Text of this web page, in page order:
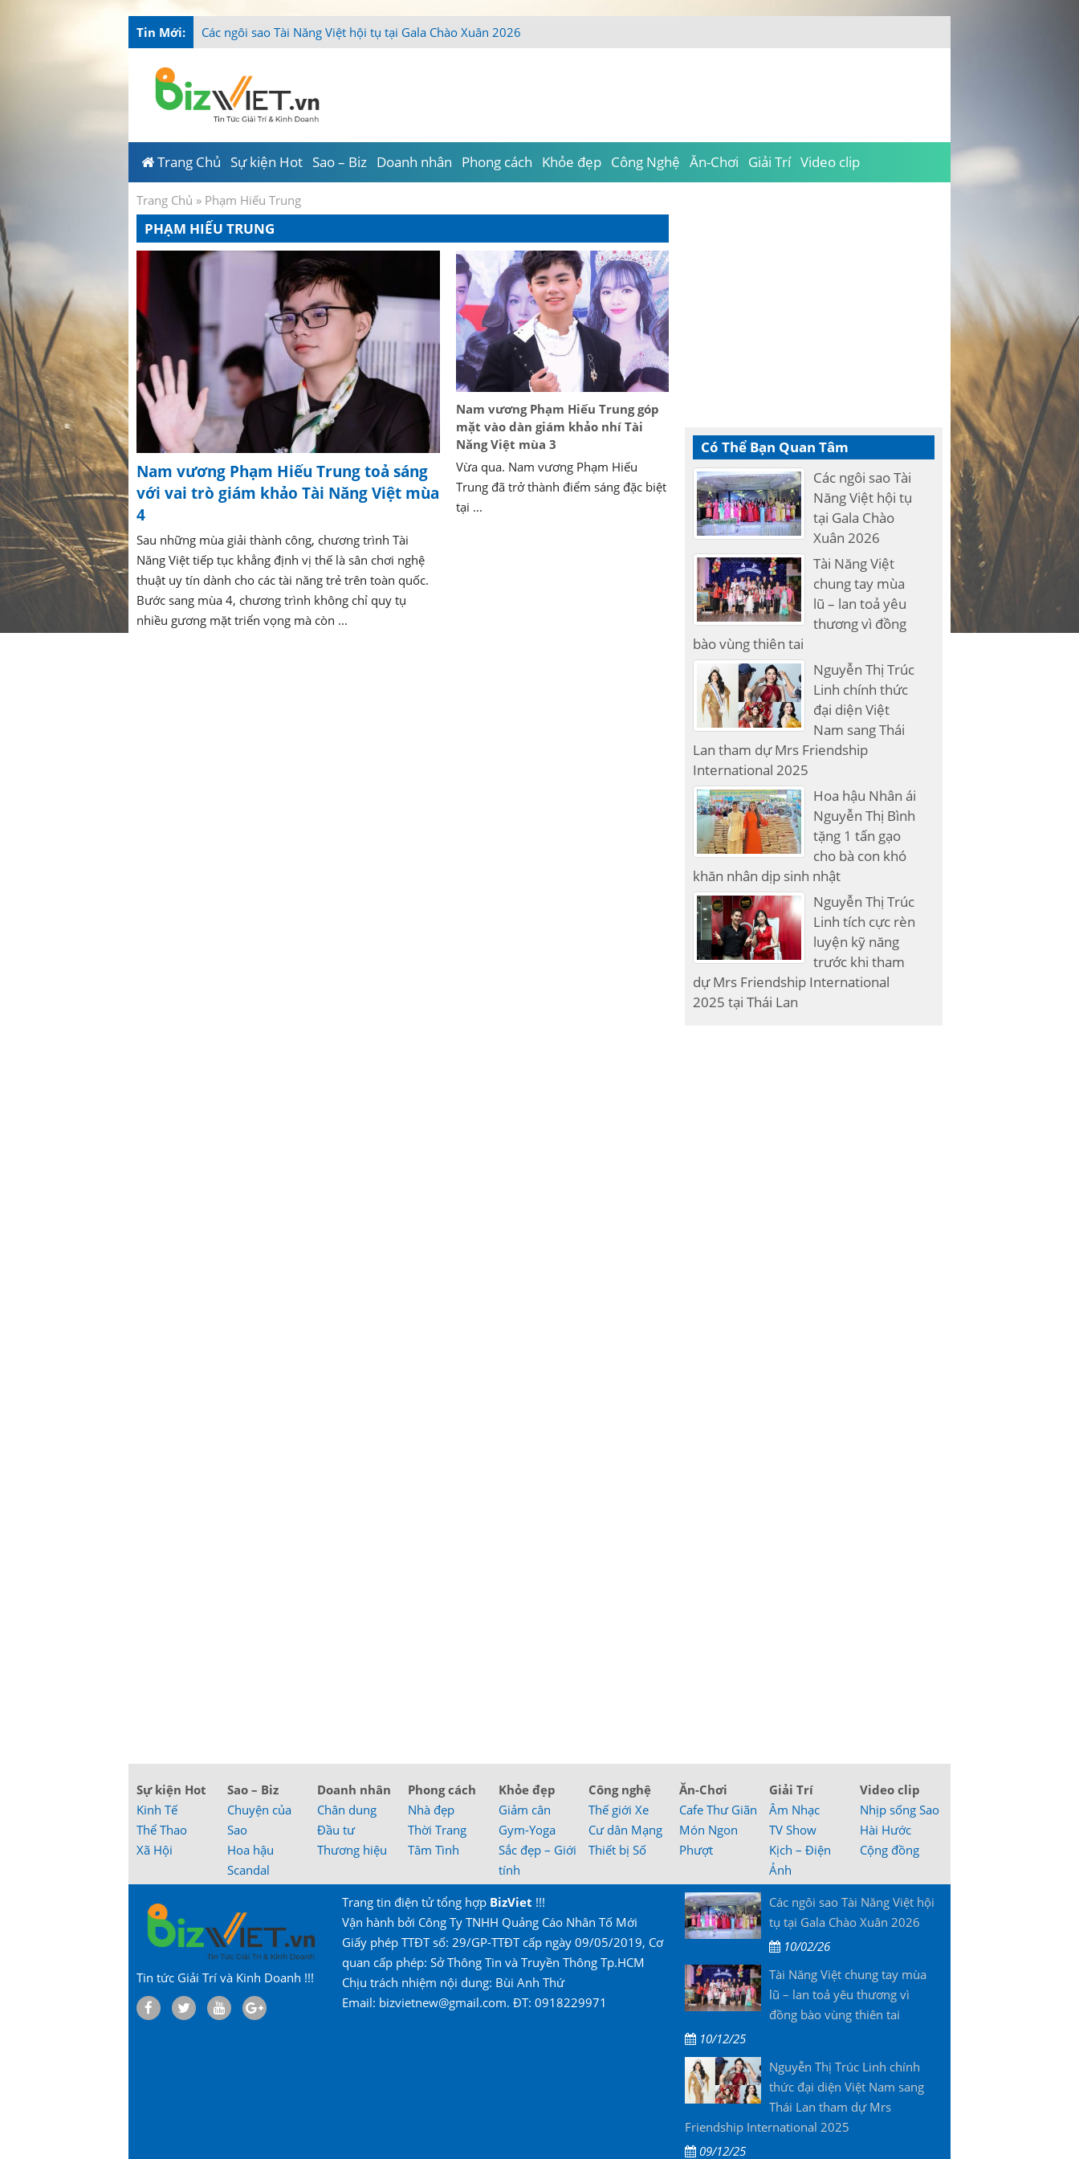
Tin Mới: Các ngôi sao Tài Năng Việt hội tụ tại Gala Chào Xuân 2026
Trang Chủ Sự kiện Hot Sao – Biz Doanh nhân Phong cách Khỏe đẹp Công Nghệ Ăn-Chơi Giải Trí Video clip
Trang Chủ » Phạm Hiếu Trung
PHẠM HIẾU TRUNG
Nam vương Phạm Hiếu Trung toả sáng
với vai trò giám khảo Tài Năng Việt mùa
4
Sau những mùa giải thành công, chương trình Tài
Năng Việt tiếp tục khẳng định vị thế là sân chơi nghệ
thuật uy tín dành cho các tài năng trẻ trên toàn quốc.
Bước sang mùa 4, chương trình không chỉ quy tụ
nhiều gương mặt triển vọng mà còn ...
Nam vương Phạm Hiếu Trung góp
mặt vào dàn giám khảo nhí Tài
Năng Việt mùa 3
Vừa qua. Nam vương Phạm Hiếu
Trung đã trở thành điểm sáng đặc biệt
tại ...
Có Thể Bạn Quan Tâm
Các ngôi sao Tài
Năng Việt hội tụ
tại Gala Chào
Xuân 2026
Tài Năng Việt
chung tay mùa
lũ – lan toả yêu
thương vì đồng
bào vùng thiên tai
Nguyễn Thị Trúc
Linh chính thức
đại diện Việt
Nam sang Thái
Lan tham dự Mrs Friendship
International 2025
Hoa hậu Nhân ái
Nguyễn Thị Bình
tặng 1 tấn gạo
cho bà con khó
khăn nhân dịp sinh nhật
Nguyễn Thị Trúc
Linh tích cực rèn
luyện kỹ năng
trước khi tham
dự Mrs Friendship International
2025 tại Thái Lan
Sự kiện Hot
Kinh Tế
Thể Thao
Xã Hội
Sao – Biz
Chuyện của
Sao
Hoa hậu
Scandal
Doanh nhân
Chân dung
Đầu tư
Thương hiệu
Phong cách
Nhà đẹp
Thời Trang
Tâm Tình
Khỏe đẹp
Giảm cân
Gym-Yoga
Sắc đẹp – Giới
tính
Công nghệ
Thế giới Xe
Cư dân Mạng
Thiết bị Số
Ăn-Chơi
Cafe Thư Giãn
Món Ngon
Phượt
Giải Trí
Âm Nhạc
TV Show
Kịch – Điện
Ảnh
Video clip
Nhịp sống Sao
Hài Hước
Cộng đồng
Tin tức Giải Trí và Kinh Doanh !!!
Trang tin điện tử tổng hợp BizViet !!!
Vận hành bởi Công Ty TNHH Quảng Cáo Nhân Tố Mới
Giấy phép TTĐT số: 29/GP-TTĐT cấp ngày 09/05/2019, Cơ
quan cấp phép: Sở Thông Tin và Truyền Thông Tp.HCM
Chịu trách nhiệm nội dung: Bùi Anh Thứ
Email: bizvietnew@gmail.com. ĐT: 0918229971
Các ngôi sao Tài Năng Việt hội
tụ tại Gala Chào Xuân 2026
10/02/26
Tài Năng Việt chung tay mùa
lũ – lan toả yêu thương vì
đồng bào vùng thiên tai
10/12/25
Nguyễn Thị Trúc Linh chính
thức đại diện Việt Nam sang
Thái Lan tham dự Mrs
Friendship International 2025
09/12/25